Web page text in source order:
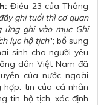
Điều 23 của Thông
ghi tuổi thì cơ quan
ứng ghi vào mục Ghi
lục hộ tịch"; bổ sung
sinh cho người yêu
dân Việt Nam đã
của nước ngoài
tin của cá nhân
tin hộ tịch, xác định